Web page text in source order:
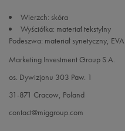
Wierzch: skóra
Wyściółka: materiał tekstylny
Podeszwa: materiał synetyczny, EVA
Marketing Investment Group S.A.
os. Dywizjonu 303 Paw. 1
31-871 Cracow, Poland
contact@miggroup.com